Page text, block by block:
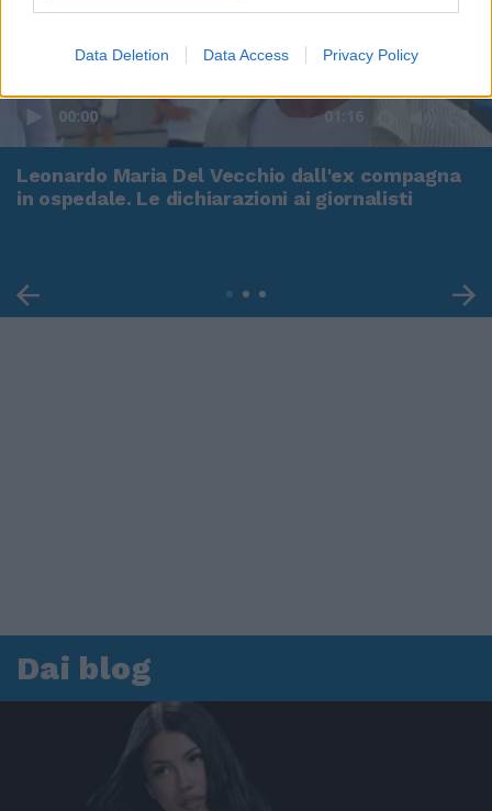
Data Deletion Data Access Privacy Policy
00:00 01:16
Leonardo Maria Del Vecchio dall'ex compagna
in ospedale. Le dichiarazioni ai giornalisti
Dai blog